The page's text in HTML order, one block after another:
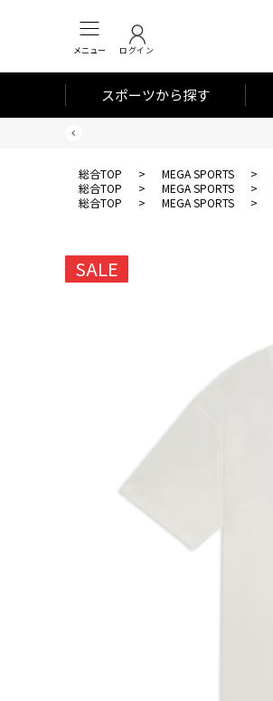
メニュー ログイン
スポーツから探す
総合TOP > MEGA SPORTS >
総合TOP
> MEGA SPORTS >
総合TOP
> MEGA SPORTS >
SALE